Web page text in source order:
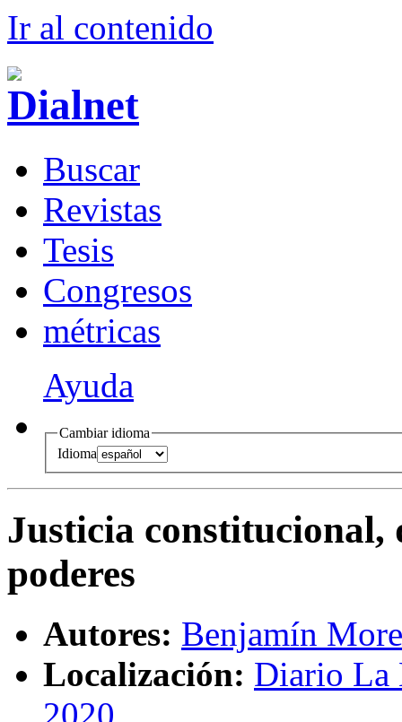
Ir al contenido
Buscar
Revistas
Tesis
Congresos
métricas
Ayuda
Cambiar idioma
Idioma
Justicia constitucional,
poderes
Autores: Benjamín
Localización: Diario La